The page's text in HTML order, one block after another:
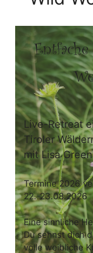
Live-Retreat
Tiroler
mit Lisa
Termine 2026
22.-23.08.2026
Eine sinnliche
Du sehnst dich
volle weibliche